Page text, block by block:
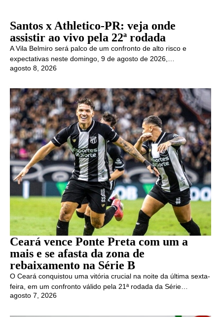
Santos x Athletico-PR: veja onde
assistir ao vivo pela 22ª rodada
A Vila Belmiro será palco de um confronto de alto risco e
expectativas neste domingo, 9 de agosto de 2026,…
agosto 8, 2026
Ceará vence Ponte Preta com um a
mais e se afasta da zona de
rebaixamento na Série B
O Ceará conquistou uma vitória crucial na noite da última sexta-
feira, em um confronto válido pela 21ª rodada da Série…
agosto 7, 2026